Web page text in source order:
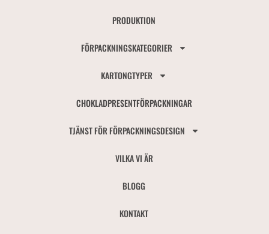
PRODUKTION
FÖRPACKNINGSKATEGORIER
KARTONGTYPER
CHOKLADPRESENTFÖRPACKNINGAR
TJÄNST FÖR FÖRPACKNINGSDESIGN
VILKA VI ÄR
BLOGG
KONTAKT